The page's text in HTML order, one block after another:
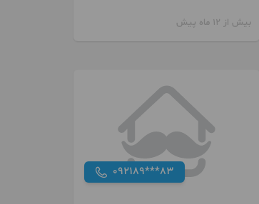
بیش از 12 ماه پیش
092189***83